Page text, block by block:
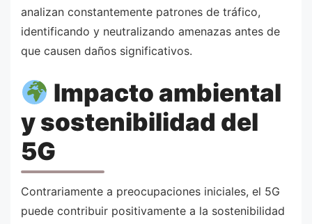
analizan constantemente patrones de tráfico,
identificando y neutralizando amenazas antes de
que causen daños significativos.
Impacto ambiental
y sostenibilidad del
5G
Contrariamente a preocupaciones iniciales, el 5G
puede contribuir positivamente a la sostenibilidad